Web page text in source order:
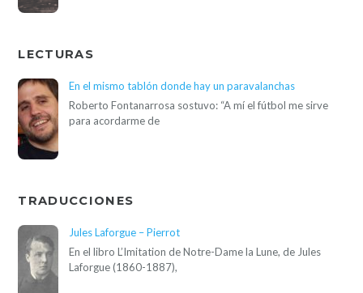
LECTURAS
En el mismo tablón donde hay un paravalanchas
Roberto Fontanarrosa sostuvo: “A mí el fútbol me sirve
para acordarme de
TRADUCCIONES
Jules Laforgue – Pierrot
En el libro L’Imitation de Notre-Dame la Lune, de Jules
Laforgue (1860-1887),